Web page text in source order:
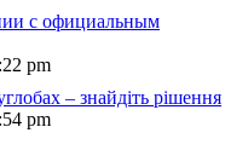
с официальным
pm
– знайдіть рішення
pm